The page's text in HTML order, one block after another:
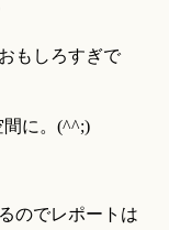
もしろすぎで
間に。(^^;)
のでレポートは